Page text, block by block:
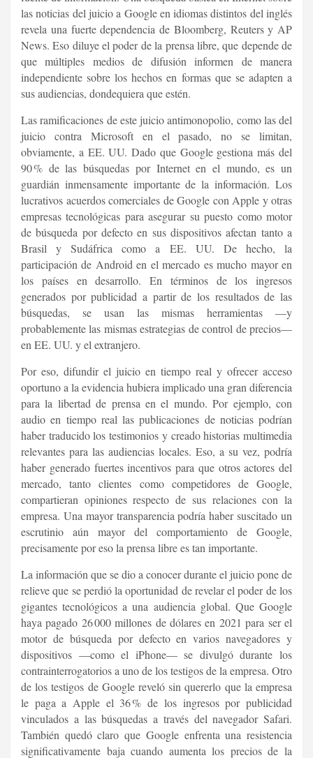
las noticias del juicio a Google en idiomas distintos del inglés
revela una fuerte dependencia de Bloomberg, Reuters y AP
News. Eso diluye el poder de la prensa libre, que depende de
que múltiples medios de difusión informen de manera
independiente sobre los hechos en formas que se adapten a
sus audiencias, dondequiera que estén.
Las ramificaciones de este juicio antimonopolio, como las del
juicio contra Microsoft en el pasado, no se limitan,
obviamente, a EE. UU. Dado que Google gestiona más del
90 % de las búsquedas por Internet en el mundo, es un
guardián inmensamente importante de la información. Los
lucrativos acuerdos comerciales de Google con Apple y otras
empresas tecnológicas para asegurar su puesto como motor
de búsqueda por defecto en sus dispositivos afectan tanto a
Brasil y Sudáfrica como a EE. UU. De hecho, la
participación de Android en el mercado es mucho mayor en
los países en desarrollo. En términos de los ingresos
generados por publicidad a partir de los resultados de las
búsquedas, se usan las mismas herramientas —y
probablemente las mismas estrategias de control de precios—
en EE. UU. y el extranjero.
Por eso, difundir el juicio en tiempo real y ofrecer acceso
oportuno a la evidencia hubiera implicado una gran diferencia
para la libertad de prensa en el mundo. Por ejemplo, con
audio en tiempo real las publicaciones de noticias podrían
haber traducido los testimonios y creado historias multimedia
relevantes para las audiencias locales. Eso, a su vez, podría
haber generado fuertes incentivos para que otros actores del
mercado, tanto clientes como competidores de Google,
compartieran opiniones respecto de sus relaciones con la
empresa. Una mayor transparencia podría haber suscitado un
escrutinio aún mayor del comportamiento de Google,
precisamente por eso la prensa libre es tan importante.
La información que se dio a conocer durante el juicio pone de
relieve que se perdió la oportunidad de revelar el poder de los
gigantes tecnológicos a una audiencia global. Que Google
haya pagado 26 000 millones de dólares en 2021 para ser el
motor de búsqueda por defecto en varios navegadores y
dispositivos —como el iPhone— se divulgó durante los
contrainterrogatorios a uno de los testigos de la empresa. Otro
de los testigos de Google reveló sin quererlo que la empresa
le paga a Apple el 36 % de los ingresos por publicidad
vinculados a las búsquedas a través del navegador Safari.
También quedó claro que Google enfrenta una resistencia
significativamente baja cuando aumenta los precios de la